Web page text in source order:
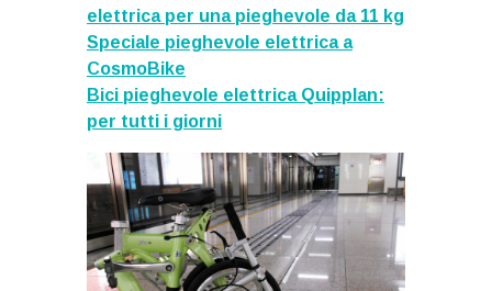
elettrica per una pieghevole da 11 kg
Speciale pieghevole elettrica a
CosmoBike
Bici pieghevole elettrica Quipplan:
per tutti i giorni